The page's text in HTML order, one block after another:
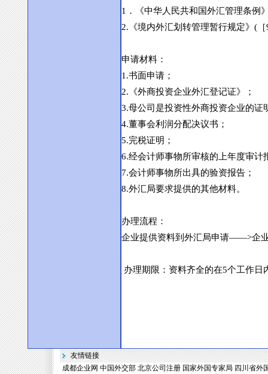
1 ．《中华人民共和国外汇管理条例
2. 《境内外汇划转管理暂行规定》 ( ［
申请材料：
1.书面申请；
2. 《外商投资企业外汇登记证》；
3.母公司是投资性外商投资企业的证
4.董事会利润分配决议书；
5.完税证明；
6.经会计师事物所审核的上年度审计
7.会计师事物所出具的验资报告；
8.外汇局要求提供的其他材料。
办理流程：
企业提供资料到外汇局申请——>企
办理期限：资料齐全的在5个工作日
友情链接
成都企业网 中国外交部 北京公司注册 国家外国专家局 四川省外